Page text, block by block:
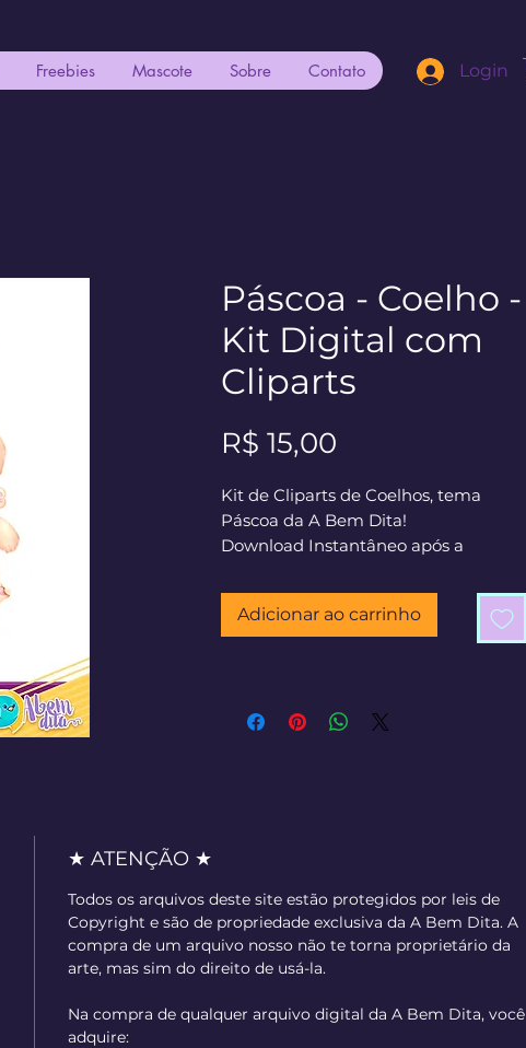
Freebies Mascote Sobre Contato Login
Páscoa - Coelho -
Kit Digital com
Cliparts
R$ 15,00
Kit de Cliparts de Coelhos, tema
Páscoa da A Bem Dita!
Download Instantâneo após a
Adicionar ao carrinho
★ ATENÇÃO ★
Todos os arquivos deste site estão protegidos por leis de
Copyright e são de propriedade exclusiva da A Bem Dita. A
compra de um arquivo nosso não te torna proprietário da
arte, mas sim do direito de usá-la.
Na compra de qualquer arquivo digital da A Bem Dita, você
adquire: